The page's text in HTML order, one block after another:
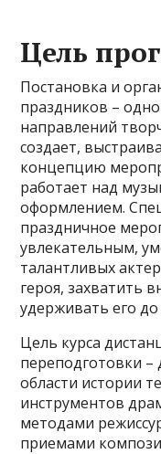
Цель
Постановка и
праздников –
направлений
создает,
концепцию
работает над
оформлением.
праздничное
увлекательным,
талантливых
героя, захватить
удерживать его
Цель курса
переподготовки –
области истории
инструментов
методами
приемами